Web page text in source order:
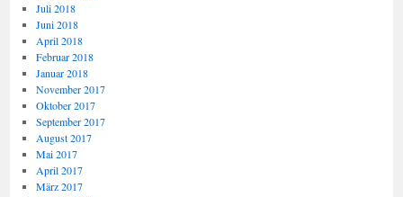
Juli 2018
Juni 2018
April 2018
Februar 2018
Januar 2018
November 2017
Oktober 2017
September 2017
August 2017
Mai 2017
April 2017
März 2017